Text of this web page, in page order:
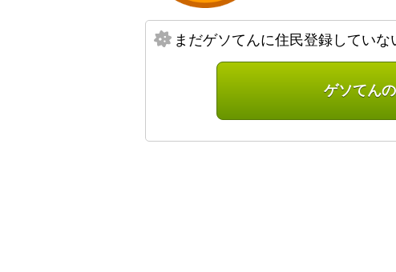
まだゲソてんに住民登録していな
ゲソてん